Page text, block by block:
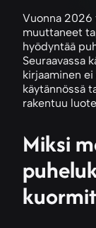
Vuonna 2026
muuttaneet
hyödyntää
Seuraavassa
kirjaaminen
käytännössä
rakentuu
Miksi